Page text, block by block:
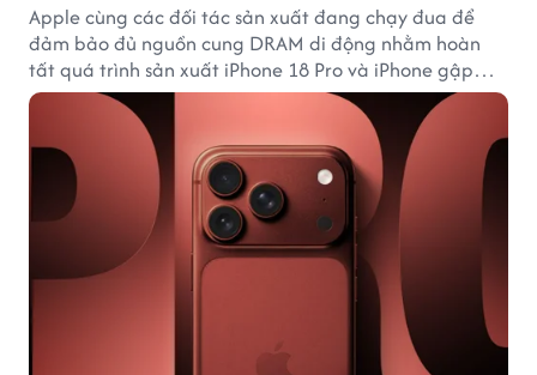
Apple cùng các đối tác sản xuất đang chạy đua để
đảm bảo đủ nguồn cung DRAM di động nhằm hoàn
tất quá trình sản xuất iPhone 18 Pro và iPhone gập
đầu tiên.